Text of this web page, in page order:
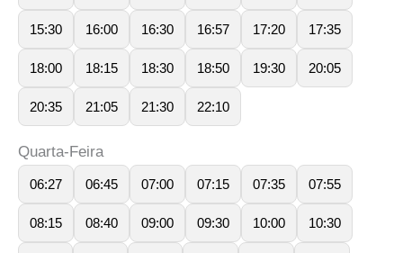
15:30 16:00 16:30 16:57 17:20 17:35
18:00 18:15 18:30 18:50 19:30 20:05
20:35 21:05 21:30 22:10
Quarta-Feira
06:27 06:45 07:00 07:15 07:35 07:55
08:15 08:40 09:00 09:30 10:00 10:30